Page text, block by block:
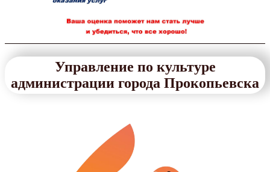
Управление по культуре
администрации города Прокопьевска